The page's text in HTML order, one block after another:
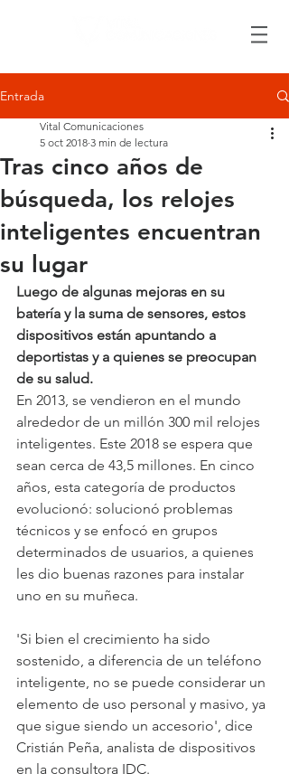
Entrada
Tras cinco años de
búsqueda, los relojes
inteligentes encuentran
su lugar
Vital Comunicaciones
5 oct 2018 3 min de lectura
Luego de algunas mejoras en su
batería y la suma de sensores, estos
dispositivos están apuntando a
deportistas y a quienes se preocupan
de su salud.
En 2013, se vendieron en el mundo
alrededor de un millón 300 mil relojes
inteligentes. Este 2018 se espera que
sean cerca de 43,5 millones. En cinco
años, esta categoría de productos
evolucionó: solucionó problemas
técnicos y se enfocó en grupos
determinados de usuarios, a quienes
les dio buenas razones para instalar
uno en su muñeca.
'Si bien el crecimiento ha sido
sostenido, a diferencia de un teléfono
inteligente, no se puede considerar un
elemento de uso personal y masivo, ya
que sigue siendo un accesorio', dice
Cristián Peña, analista de dispositivos
en la consultora IDC.